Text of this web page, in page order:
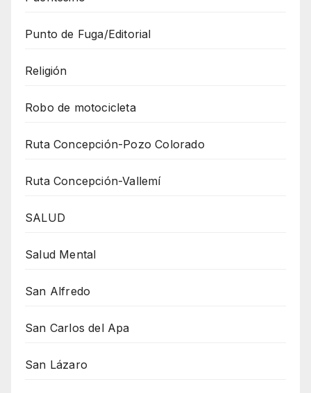
Punto de Fuga/Editorial
Religión
Robo de motocicleta
Ruta Concepción-Pozo Colorado
Ruta Concepción-Vallemí
SALUD
Salud Mental
San Alfredo
San Carlos del Apa
San Lázaro